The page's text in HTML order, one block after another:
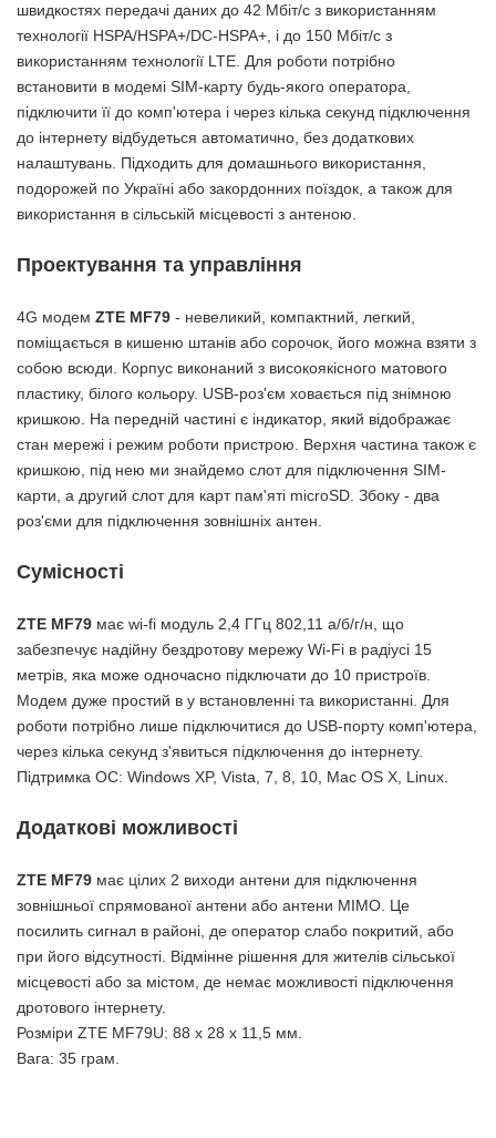
швидкостях передачі даних до 42 Мбіт/с з використанням
технології HSPA/HSPA+/DC-HSPA+, і до 150 Мбіт/с з
використанням технології LTE. Для роботи потрібно
встановити в модемі SIM-карту будь-якого оператора,
підключити її до комп'ютера і через кілька секунд підключення
до інтернету відбудеться автоматично, без додаткових
налаштувань. Підходить для домашнього використання,
подорожей по Україні або закордонних поїздок, а також для
використання в сільській місцевості з антеною.
Проектування та управління
4G модем ZTE MF79 - невеликий, компактний, легкий,
поміщається в кишеню штанів або сорочок, його можна взяти з
собою всюди. Корпус виконаний з високоякісного матового
пластику, білого кольору. USB-роз'єм ховається під знімною
кришкою. На передній частині є індикатор, який відображає
стан мережі і режим роботи пристрою. Верхня частина також є
кришкою, під нею ми знайдемо слот для підключення SIM-
карти, а другий слот для карт пам'яті microSD. Збоку - два
роз'єми для підключення зовнішніх антен.
Сумісності
ZTE MF79 має wi-fi модуль 2,4 ГГц 802,11 а/б/г/н, що
забезпечує надійну бездротову мережу Wi-Fi в радіусі 15
метрів, яка може одночасно підключати до 10 пристроїв.
Модем дуже простий в у встановленні та використанні. Для
роботи потрібно лише підключитися до USB-порту комп'ютера,
через кілька секунд з'явиться підключення до інтернету.
Підтримка ОС: Windows XP, Vista, 7, 8, 10, Mac OS X, Linux.
Додаткові можливості
ZTE MF79 має цілих 2 виходи антени для підключення
зовнішньої спрямованої антени або антени MIMO. Це
посилить сигнал в районі, де оператор слабо покритий, або
при його відсутності. Відмінне рішення для жителів сільської
місцевості або за містом, де немає можливості підключення
дротового інтернету.
Розміри ZTE MF79U: 88 x 28 x 11,5 мм.
Вага: 35 грам.